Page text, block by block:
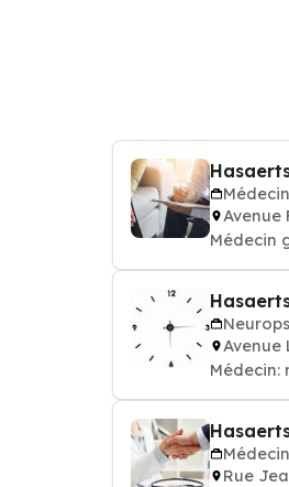
Médecin
Avenue
Médecin
Avenue
Médecin
Rue